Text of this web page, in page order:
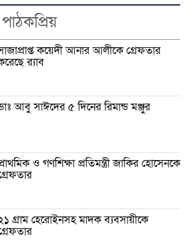
কয়েদী আনার আলীকে গ্রেফতার
র‍্যাব
আবু সাঈদের ৫ দিনের রিমান্ড মঞ্জুর
ও গণশিক্ষা প্রতিমন্ত্রী জাকির হোসেনকে
গ্রাম হেরোইনসহ মাদক ব্যবসায়ীকে